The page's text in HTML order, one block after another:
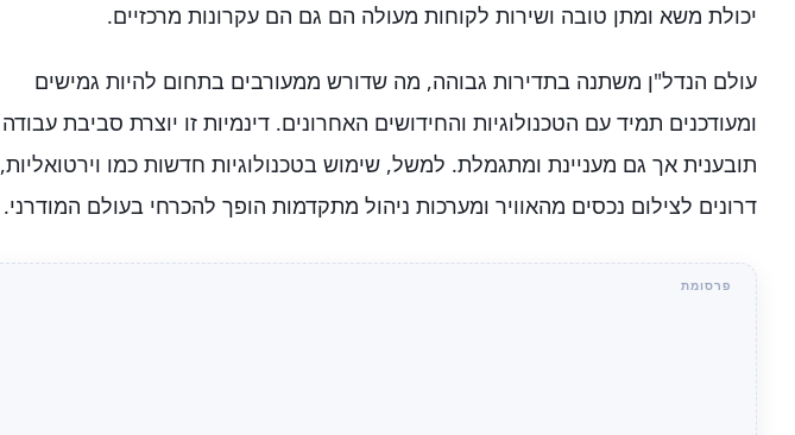
יכולת משא ומתן טובה ושירות לקוחות מעולה הם גם הם עקרונות מרכזיים.
עולם הנדל"ן משתנה בתדירות גבוהה, מה שדורש ממעורבים בתחום להיות גמישים
ומעודכנים תמיד עם הטכנולוגיות והחידושים האחרונים. דינמיות זו יוצרת סביבת עבודה
תובענית אך גם מעניינת ומתגמלת. למשל, שימוש בטכנולוגיות חדשות כמו וירטואליות,
דרונים לצילום נכסים מהאוויר ומערכות ניהול מתקדמות הופך להכרחי בעולם המודרני.